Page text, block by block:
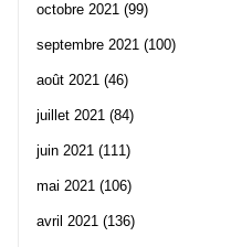
octobre 2021 (99)
septembre 2021 (100)
août 2021 (46)
juillet 2021 (84)
juin 2021 (111)
mai 2021 (106)
avril 2021 (136)